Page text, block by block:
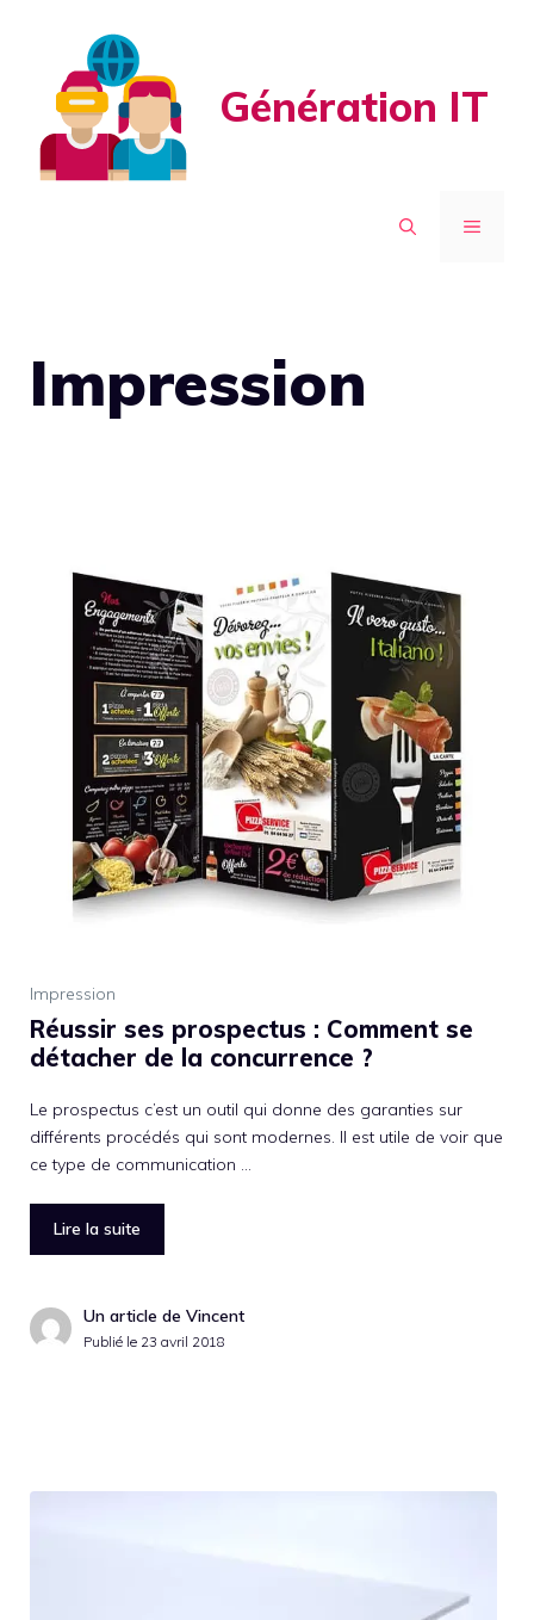
contenu
Génération IT
MENU
Impression
Impression
Réussir ses prospectus : Comment se
détacher de la concurrence ?
Le prospectus c’est un outil qui donne des garanties sur
différents procédés qui sont modernes. Il est utile de voir que
ce type de communication …
Lire la suite
Un article de Vincent
Publié le 23 avril 2018